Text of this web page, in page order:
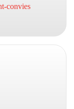
convies